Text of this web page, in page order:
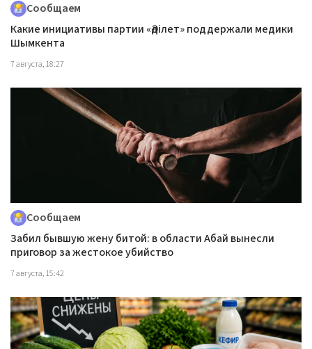
Сообщаем
Какие инициативы партии «Әділет» поддержали медики
Шымкента
7 августа, 18:27
Сообщаем
Забил бывшую жену битой: в области Абай вынесли
приговор за жестокое убийство
7 августа, 15:42